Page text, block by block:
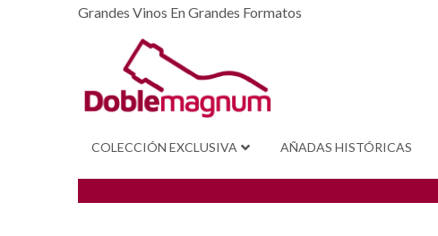
Grandes Vinos En Grandes Formatos
COLECCIÓN EXCLUSIVA AÑADAS HISTÓRICAS